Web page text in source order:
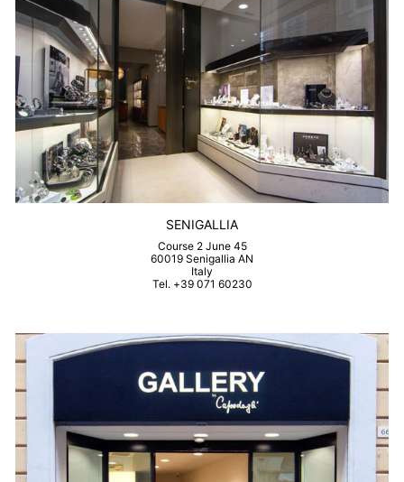
SENIGALLIA
Course 2 June 45
60019 Senigallia AN
Italy
Tel. +39 071 60230